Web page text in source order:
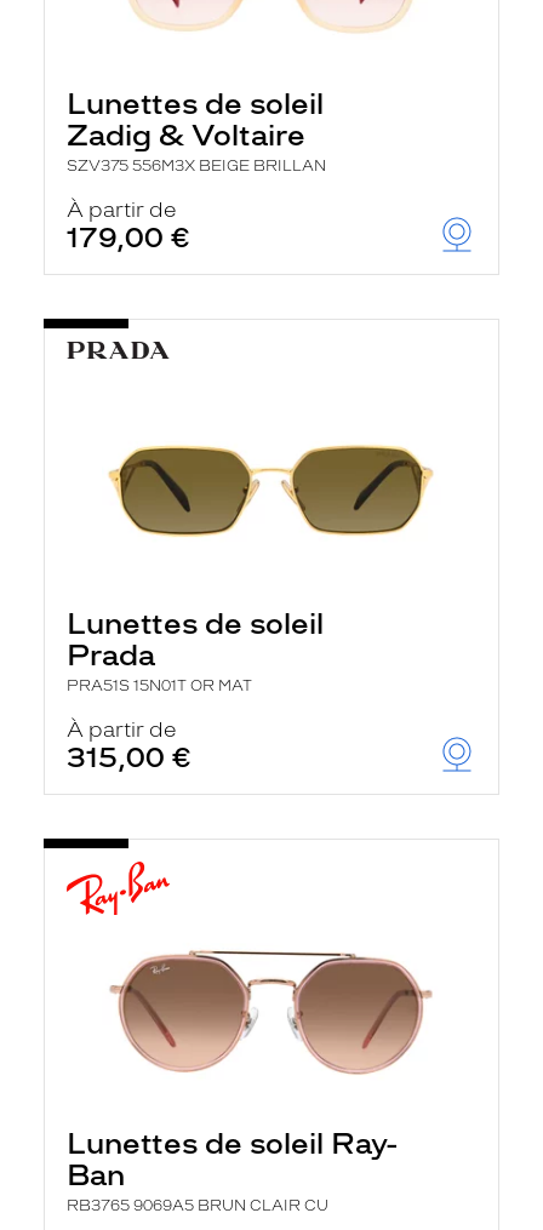
Lunettes de soleil
Zadig & Voltaire
SZV375 556M3X BEIGE BRILLAN
À partir de
179,00 €
Lunettes de soleil
Prada
PRA51S 15N01T OR MAT
À partir de
315,00 €
Lunettes de soleil Ray-
Ban
RB3765 9069A5 BRUN CLAIR CU